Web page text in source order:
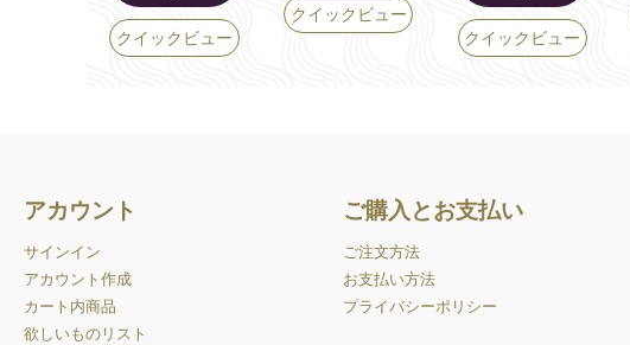
クイックビュー
クイックビュー
クイックビュー
アカウント
サインイン
アカウント作成
カート内商品
欲しいものリスト
ご購入とお支払い
ご注文方法
お支払い方法
プライバシーポリシー